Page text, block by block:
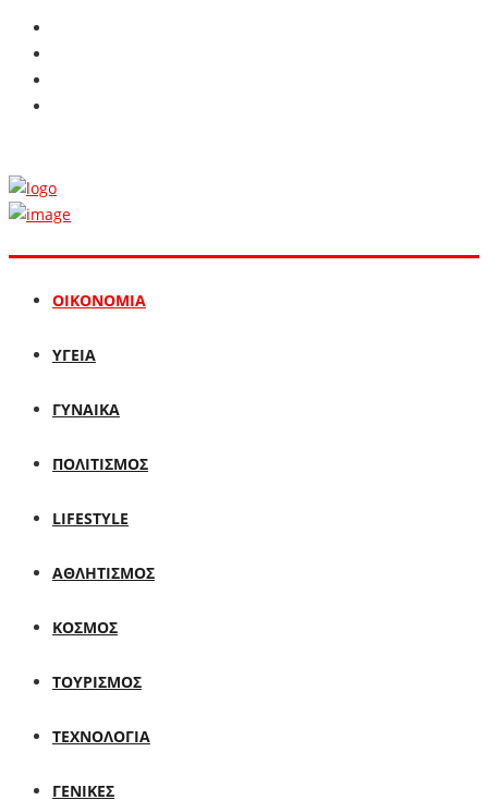
ΟΙΚΟΝΟΜΙΑ
ΥΓΕΙΑ
ΓΥΝΑΙΚΑ
ΠΟΛΙΤΙΣΜΟΣ
LIFESTYLE
ΑΘΛΗΤΙΣΜΟΣ
ΚΟΣΜΟΣ
ΤΟΥΡΙΣΜΟΣ
ΤΕΧΝΟΛΟΓΙΑ
ΓΕΝΙΚΕΣ